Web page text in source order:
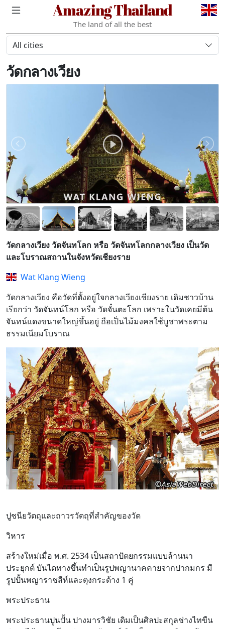
Amazing Thailand
The land of all the best
All cities
วัดกลางเวียง
วัดกลางเวียง วัดจันทโลก หรือ วัดจันทโลกกลางเวียง เป็นวัด
และโบราณสถานในจังหวัดเชียงราย
Wat Klang Wieng
วัดกลางเวียง คือวัดที่ตั้งอยู่ใจกลางเวียงเชียงราย เดิมชาวบ้าน
เรียกว่า วัดจันทน์โลก หรือ วัดจั๋นตะโลก เพราะในวัดเคยมีต้น
จันทน์แดงขนาดใหญ่ขึ้นอยู่ ถือเป็นไม้มงคลใช้บูชาพระตาม
ธรรมเนียมโบราณ
ปูชนียวัตถุและถาวรวัตถุที่สำคัญของวัด
วิหาร
สร้างใหม่เมื่อ พ.ศ. 2534 เป็นสถาปัตยกรรมแบบล้านนา
ประยุกต์ บันไดทางขึ้นทำเป็นรูปพญานาคคายจากปากมกร มี
รูปปั้นพญาราชสีห์และตุงกระด้าง 1 คู่
พระประธาน
พระประธานปูนปั้น ปางมารวิชัย เดิมเป็นศิลปะสกุลช่างไทขืน